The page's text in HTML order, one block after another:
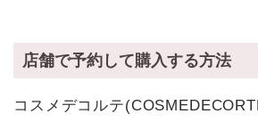
店舗で予約して購入する方法
コスメデコルテ